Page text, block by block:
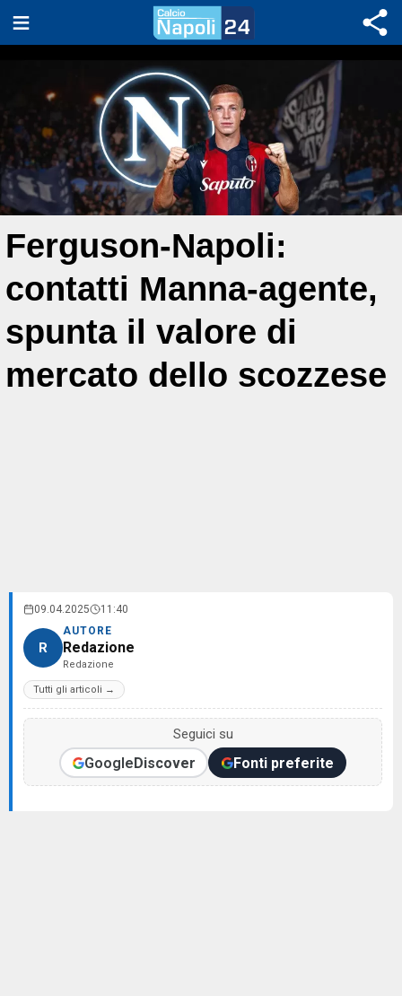
Ferguson-Napoli:
contatti Manna-agente,
spunta il valore di
mercato dello scozzese
09.04.2025 11:40
R
AUTORE
Redazione
Redazione
Tutti gli articoli →
Seguici su
GoogleDiscover Fonti preferite